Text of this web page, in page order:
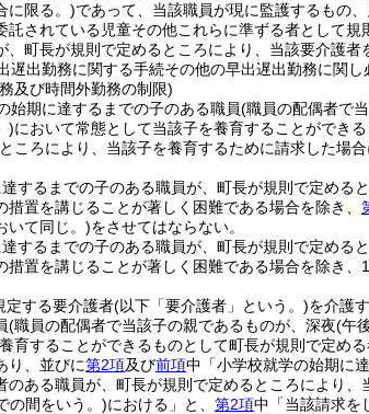
に限る。)であって、当該職員が現に監護するもの
託されている児童その他これらに準ずる者として
町長が規則で定めるところにより、当該要介護者
遅出勤務に関する手続その他の早出遅出勤務に関し
及び時間外勤務の制限)
始期に達するまでの子のある職員(職員の配偶者で
)において常態として当該子を養育することができ
ころにより、当該子を養育するために請求した場
するまでの子のある職員が、町長が規則で定め
置を講じることが著しく困難である場合を除き、
いて同じ。)をさせてはならない。
するまでの子のある職員が、町長が規則で定め
置を講じることが著しく困難である場合を除き、
定する要介護者(以下「要介護者」という。)を介護
(職員の配偶者で当該子の親であるものが、深夜(午
育することができるものとして町長が規則で定め
り、並びに第2項及び前項中「小学校就学の始期に
ある職員が、町長が規則で定めるところにより、
の間をいう。)における」と、 第2項中「当該請求を